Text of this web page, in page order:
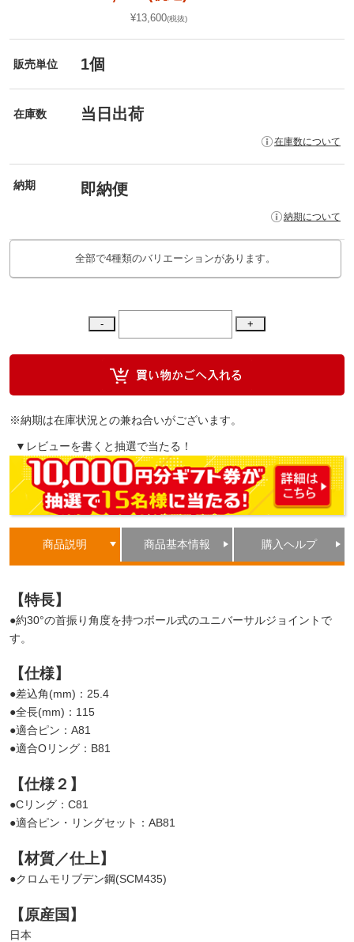
¥13,600(税抜)
販売単位 1個
在庫数 当日出荷
在庫数について
納期 即納便
納期について
全部で4種類のバリエーションがあります。
※納期は在庫状況との兼ね合いがございます。
▼レビューを書くと抽選で当たる！
商品説明 商品基本情報 購入ヘルプ
【特長】
●約30°の首振り角度を持つボール式のユニバーサルジョイントで
す。
【仕様】
●差込角(mm)：25.4
●全長(mm)：115
●適合ピン：A81
●適合Oリング：B81
【仕様２】
●Cリング：C81
●適合ピン・リングセット：AB81
【材質／仕上】
●クロムモリブデン鋼(SCM435)
【原産国】
日本